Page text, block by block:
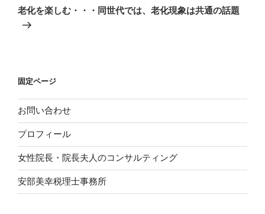
ー
シ
の
老化を楽しむ・・・同世代では、老化現象は共通の話題
固定ページ
お問い合わせ
プロフィール
女性院長・院長夫人のコンサルティング
安部美幸税理士事務所